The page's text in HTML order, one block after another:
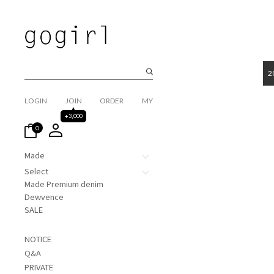
LOGIN
JOIN
+3,000
ORDER MY
0
Made
Select
Made Premium denim
Dewvence
SALE
NOTICE
Q&A
PRIVATE